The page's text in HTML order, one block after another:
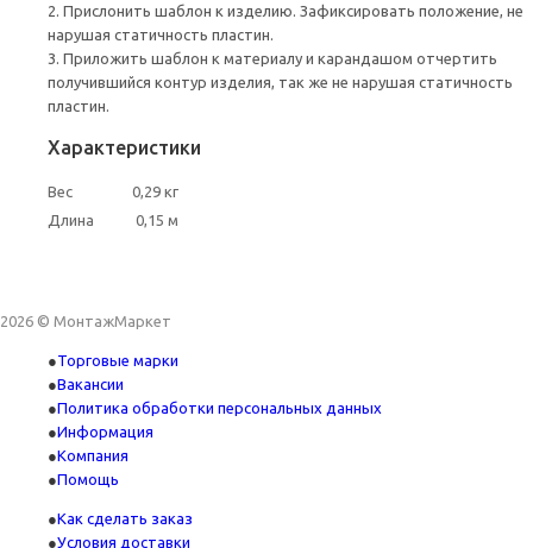
2. Прислонить шаблон к изделию. Зафиксировать положение, не
нарушая статичность пластин.
3. Приложить шаблон к материалу и карандашом отчертить
получившийся контур изделия, так же не нарушая статичность
пластин.
Характеристики
Вес
0,29 кг
Длина
0,15 м
2026 © МонтажМаркет
Торговые марки
Вакансии
Политика обработки персональных данных
Информация
Компания
Помощь
Как сделать заказ
Условия доставки